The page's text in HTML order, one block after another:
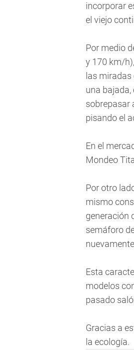
incorporar
el viejo
Por medio
y 170 km/
las
una
sobrepasar
pisando el
En el
Mondeo
Por otro
mismo
generación
semáforo
Esta
modelos
pasado
Gracias a
la ecología.